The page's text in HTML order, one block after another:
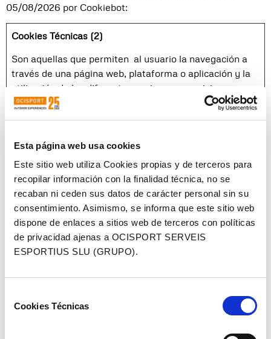
Esta página web usa cookies
Este sitio web utiliza Cookies propias y de terceros para
recopilar información con la finalidad técnica, no se
recaban ni ceden sus datos de carácter personal sin su
consentimiento. Asimismo, se informa que este sitio web
dispone de enlaces a sitios web de terceros con políticas
de privacidad ajenas a OCISPORT SERVEIS
ESPORTIUS SLU (GRUPO).
deCookies Técnicas
05/08/2026 por Cookiebot:
Cookies Técnicas (2)
Son aquellas que permiten al usuario la navegación a
través de una página web, plataforma o aplicación y la
utilización de las diferentes opciones o servicios que en
ella existan
CookieCon
sent
Cookiebot
Almacena el estado
de consentimiento
de cookies del
usuario para el
dominio actual
1 año
orts
m